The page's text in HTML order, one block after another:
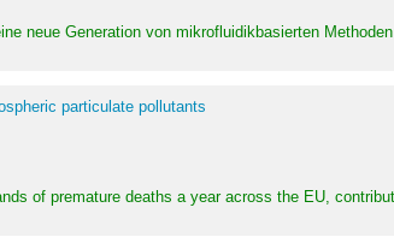
neue Generation von mikrofluidikbasierten
particulate pollutants
of premature deaths a year across the EU,